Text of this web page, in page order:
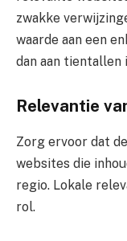
zwakke
waarde aan een
dan aan
Relevantie
Zorg ervoor dat
websites die
regio. Lokale
rol.